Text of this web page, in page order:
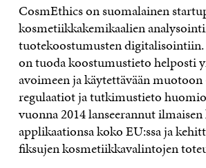
CosmEthics on suomalainen
kosmetiikkakemikaalien
tuotekoostumusten
on tuoda koostumustieto helposti
avoimeen ja käytettävään
regulaatiot ja tutkimustieto
vuonna 2014 lanseerannut
applikaationsa koko EU:ssa ja
fiksujen kosmetiikkavalintojen